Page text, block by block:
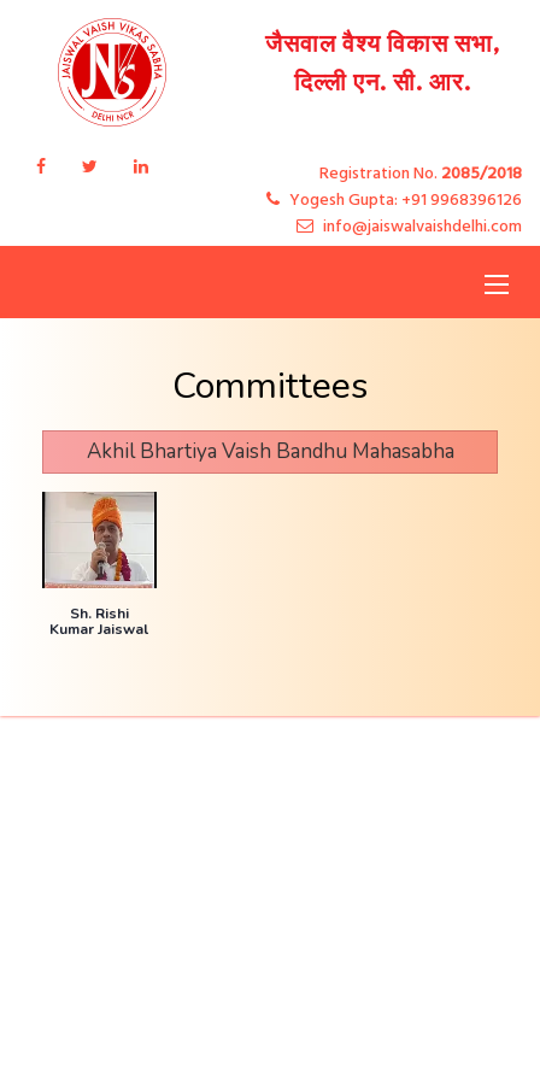
जैसवाल वैश्य विकास सभा,
दिल्ली एन. सी. आर.
Registration No. 2085/2018
Yogesh Gupta: +91 9968396126
info@jaiswalvaishdelhi.com
Toggle
Committees
Akhil Bhartiya Vaish Bandhu Mahasabha
Sh. Rishi
Kumar Jaiswal